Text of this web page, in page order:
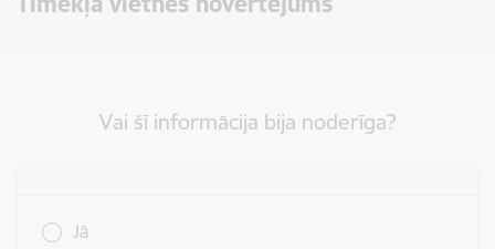
Vai šī informācija bija noderīga?
Jā